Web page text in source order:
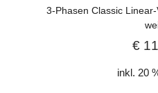
3-Phasen Classic
€
inkl. 20